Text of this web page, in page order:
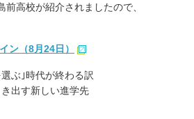
高校が紹介されましたので、
ン（8月24日）
ぶ｣時代が終わる訳
出す新しい進学先